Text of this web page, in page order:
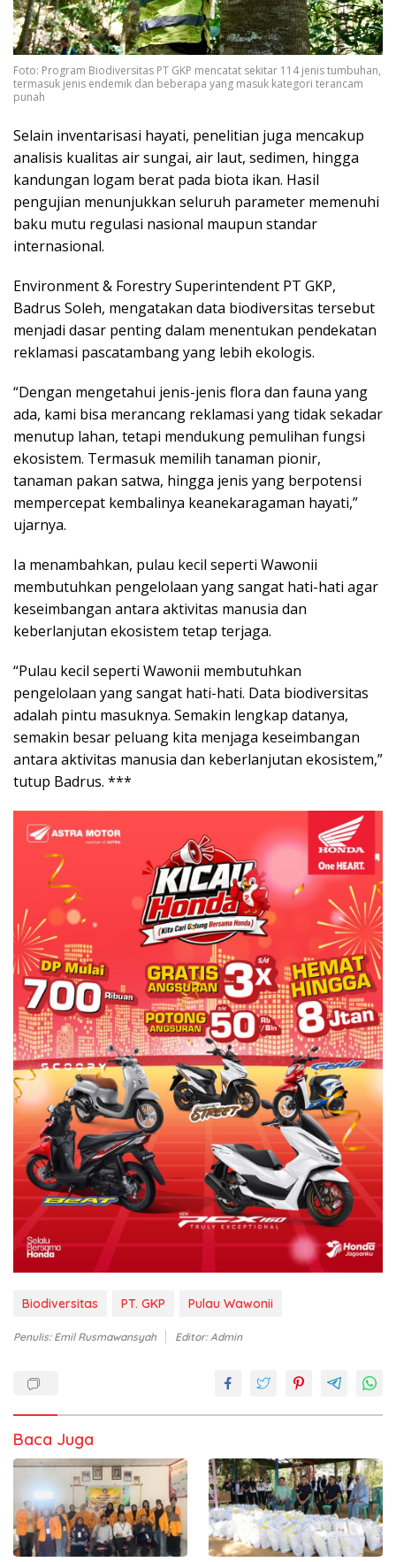
Foto: Program Biodiversitas PT GKP mencatat sekitar 114 jenis tumbuhan,
termasuk jenis endemik dan beberapa yang masuk kategori terancam
punah
Selain inventarisasi hayati, penelitian juga mencakup
analisis kualitas air sungai, air laut, sedimen, hingga
kandungan logam berat pada biota ikan. Hasil
pengujian menunjukkan seluruh parameter memenuhi
baku mutu regulasi nasional maupun standar
internasional.
Environment & Forestry Superintendent PT GKP,
Badrus Soleh, mengatakan data biodiversitas tersebut
menjadi dasar penting dalam menentukan pendekatan
reklamasi pascatambang yang lebih ekologis.
“Dengan mengetahui jenis-jenis flora dan fauna yang
ada, kami bisa merancang reklamasi yang tidak sekadar
menutup lahan, tetapi mendukung pemulihan fungsi
ekosistem. Termasuk memilih tanaman pionir,
tanaman pakan satwa, hingga jenis yang berpotensi
mempercepat kembalinya keanekaragaman hayati,”
ujarnya.
Ia menambahkan, pulau kecil seperti Wawonii
membutuhkan pengelolaan yang sangat hati-hati agar
keseimbangan antara aktivitas manusia dan
keberlanjutan ekosistem tetap terjaga.
“Pulau kecil seperti Wawonii membutuhkan
pengelolaan yang sangat hati-hati. Data biodiversitas
adalah pintu masuknya. Semakin lengkap datanya,
semakin besar peluang kita menjaga keseimbangan
antara aktivitas manusia dan keberlanjutan ekosistem,”
tutup Badrus. ***
Biodiversitas PT. GKP Pulau Wawonii
Penulis: Emil Rusmawansyah Editor: Admin
Baca Juga